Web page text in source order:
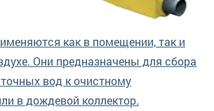
как в помещении, так и
Они предназначены для сбора
вод к очистному
в дождевой коллектор.